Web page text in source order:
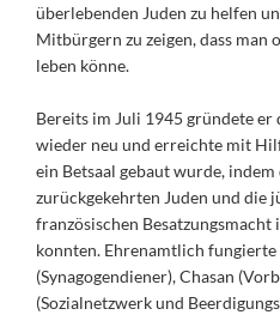
überlebenden Juden zu helfen
Mitbürgern zu zeigen, dass man
leben könne.
Bereits im Juli 1945 gründete er
wieder neu und erreichte mit
ein Betsaal gebaut wurde, indem
zurückgekehrten Juden und die
französischen
konnten. Ehrenamtlich fungierte
(Synagogendiener), Chasan
(Sozialnetzwerk und